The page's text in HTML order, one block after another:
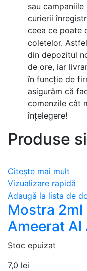
sau
curierii
ceea ce poate
coletelor.
din depozitul
de ore, iar
în funcție de
asigurăm că
comenzile cât
înțelegere!
Produse
Citește mai mult
Vizualizare rapidă
Adaugă la lista de
Mostra
Ameerat Al
Stoc epuizat
7,0 lei